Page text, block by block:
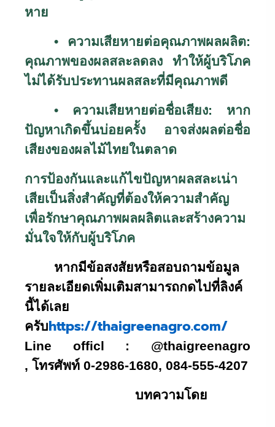
หาย
• ความเสียหายต่อคุณภาพผลผลิต:
คุณภาพของผลสละลดลง ทำให้ผู้บริโภค
ไม่ได้รับประทานผลสละที่มีคุณภาพดี
• ความเสียหายต่อชื่อเสียง: หาก
ปัญหาเกิดขึ้นบ่อยครั้ง อาจส่งผลต่อชื่อ
เสียงของผลไม้ไทยในตลาด
การป้องกันและแก้ไขปัญหาผลสละเน่า
เสียเป็นสิ่งสำคัญที่ต้องให้ความสำคัญ
เพื่อรักษาคุณภาพผลผลิตและสร้างความ
มั่นใจให้กับผู้บริโภค
หากมีข้อสงสัยหรือสอบถามข้อมูล
รายละเอียดเพิ่มเติมสามารถกดไปที่ลิงค์
นี้ได้เลย
ครับhttps://thaigreenagro.com/
Line officl : @thaigreenagro
, โทรศัพท์ 0-2986-1680, 084-555-4207
บทความโดย